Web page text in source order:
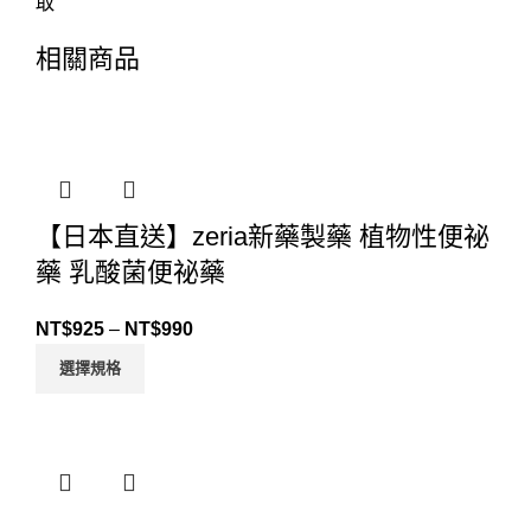
相關商品
【日本直送】zeria新藥製藥 植物性便祕
藥 乳酸菌便祕藥
NT$925 – NT$990
選擇規格